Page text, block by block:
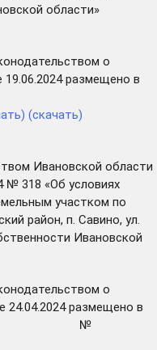
области»
о
размещено в
(скачать)
Ивановской области
№ 318 «Об условиях
участком по
район, п. Савино, ул.
Ивановской
о
24.04.2024 размещено в
№